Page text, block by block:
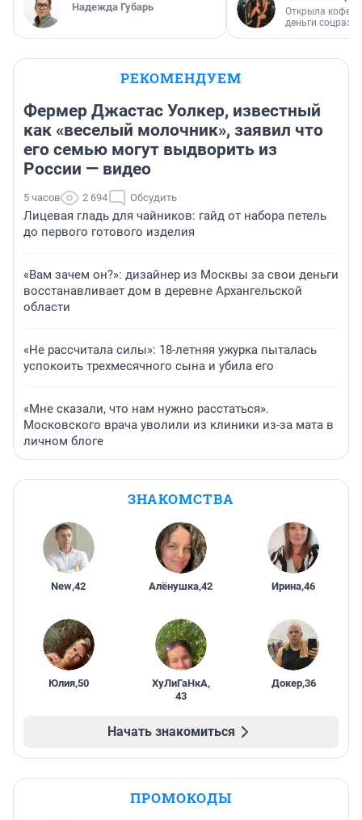
Надежда Губарь
Открыла
деньги
РЕКОМЕНДУЕМ
Фермер Джастас Уолкер, известный
как «веселый молочник», заявил что
его семью могут выдворить из
России — видео
5 часов 2 694 Обсудить
Лицевая гладь для чайников: гайд от набора петель
до первого готового изделия
«Вам зачем он?»: дизайнер из Москвы за свои деньги
восстанавливает дом в деревне Архангельской
области
«Не рассчитала силы»: 18-летняя ужурка пыталась
успокоить трехмесячного сына и убила его
«Мне сказали, что нам нужно расстаться».
Московского врача уволили из клиники из-за мата в
личном блоге
ЗНАКОМСТВА
New,42 Алёнушка,42 Ирина,46
Юлия,50 ХуЛиГаНкА,
43
Докер,36
Начать знакомиться
ПРОМОКОДЫ